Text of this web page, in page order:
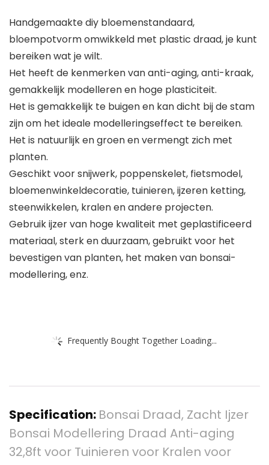
Handgemaakte diy bloemenstandaard,
bloempotvorm omwikkeld met plastic draad, je kunt
bereiken wat je wilt.
Het heeft de kenmerken van anti-aging, anti-kraak,
gemakkelijk modelleren en hoge plasticiteit.
Het is gemakkelijk te buigen en kan dicht bij de stam
zijn om het ideale modelleringseffect te bereiken.
Het is natuurlijk en groen en vermengt zich met
planten.
Geschikt voor snijwerk, poppenskelet, fietsmodel,
bloemenwinkeldecoratie, tuinieren, ijzeren ketting,
steenwikkelen, kralen en andere projecten.
Gebruik ijzer van hoge kwaliteit met geplastificeerd
materiaal, sterk en duurzaam, gebruikt voor het
bevestigen van planten, het maken van bonsai-
modellering, enz.
Frequently Bought Together Loading...
Specification: Bonsai Draad, Zacht Ijzer
Bonsai Modellering Draad Anti-aging
32,8ft voor Tuinieren voor Kralen voor